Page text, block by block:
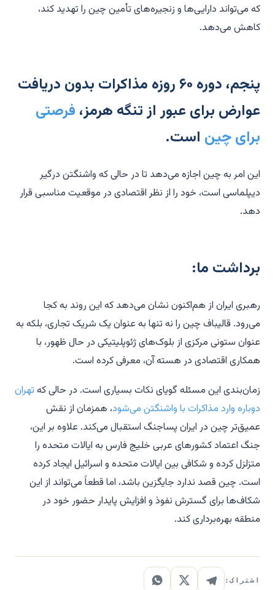
که می‌تواند دارایی‌ها و زنجیره‌های تأمین چین را تهدید کند،
کاهش می‌دهد.
پنجم، دوره ۶۰ روزه مذاکرات بدون دریافت
عوارض برای عبور از تنگه هرمز، فرصتی
برای چین است.
این امر به چین اجازه می‌دهد تا در حالی که واشنگتن درگیر
دیپلماسی است، خود را از نظر اقتصادی در موقعیت مناسبی قرار
دهد.
برداشت ما:
رهبری ایران از هم‌اکنون نشان می‌دهد که این روند به کجا
می‌رود. قالیباف چین را نه تنها به عنوان یک شریک تجاری، بلکه به
عنوان ستونی مرکزی از بلوک‌های ژئوپلیتیکی در حال ظهور، با
همکاری اقتصادی در هسته آن، معرفی کرده است.
زمان‌بندی این مسئله گویای نکات بسیاری است. در حالی که تهران
دوباره وارد مذاکرات با واشنگتن می‌شود، همزمان از نقش
عمیق‌تر چین در ایران پساجنگ استقبال می‌کند. علاوه بر این،
جنگ اعتماد کشورهای عربی خلیج فارس به ایالات متحده را
متزلزل کرده و شکافی بین ایالات متحده و اسرائیل ایجاد کرده
است. چین قصد ندارد جایگزین باشد، اما قطعاً می‌تواند از این
شکاف‌ها برای گسترش نفوذ و افزایش پایدار حضور خود در
منطقه بهره‌برداری کند.
اشتراک: